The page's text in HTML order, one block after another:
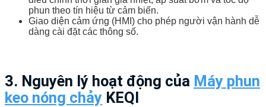
phun theo tín hiệu từ cảm biến.
Giao diện cảm ứng (HMI) cho phép người vận hành dễ
dàng cài đặt các thông số.
3. Nguyên lý hoạt động của Máy phun
keo nóng chảy KEQI